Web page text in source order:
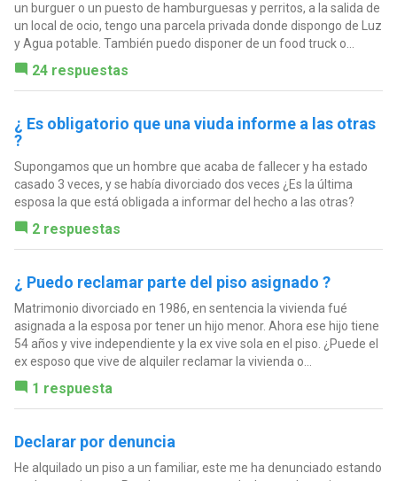
un burguer o un puesto de hamburguesas y perritos, a la salida de
un local de ocio, tengo una parcela privada donde dispongo de Luz
y Agua potable. También puedo disponer de un food truck o...
24 respuestas
¿ Es obligatorio que una viuda informe a las otras
?
Supongamos que un hombre que acaba de fallecer y ha estado
casado 3 veces, y se había divorciado dos veces ¿Es la última
esposa la que está obligada a informar del hecho a las otras?
2 respuestas
¿ Puedo reclamar parte del piso asignado ?
Matrimonio divorciado en 1986, en sentencia la vivienda fué
asignada a la esposa por tener un hijo menor. Ahora ese hijo tiene
54 años y vive independiente y la ex vive sola en el piso. ¿Puede el
ex esposo que vive de alquiler reclamar la vivienda o...
1 respuesta
Declarar por denuncia
He alquilado un piso a un familiar, este me ha denunciado estando